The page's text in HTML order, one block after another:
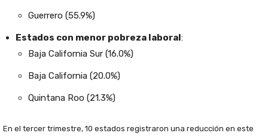
Guerrero (55.9%)
Estados con menor pobreza laboral:
Baja California Sur (16.0%)
Baja California (20.0%)
Quintana Roo (21.3%)
En el tercer trimestre, 10 estados registraron una reducción en este